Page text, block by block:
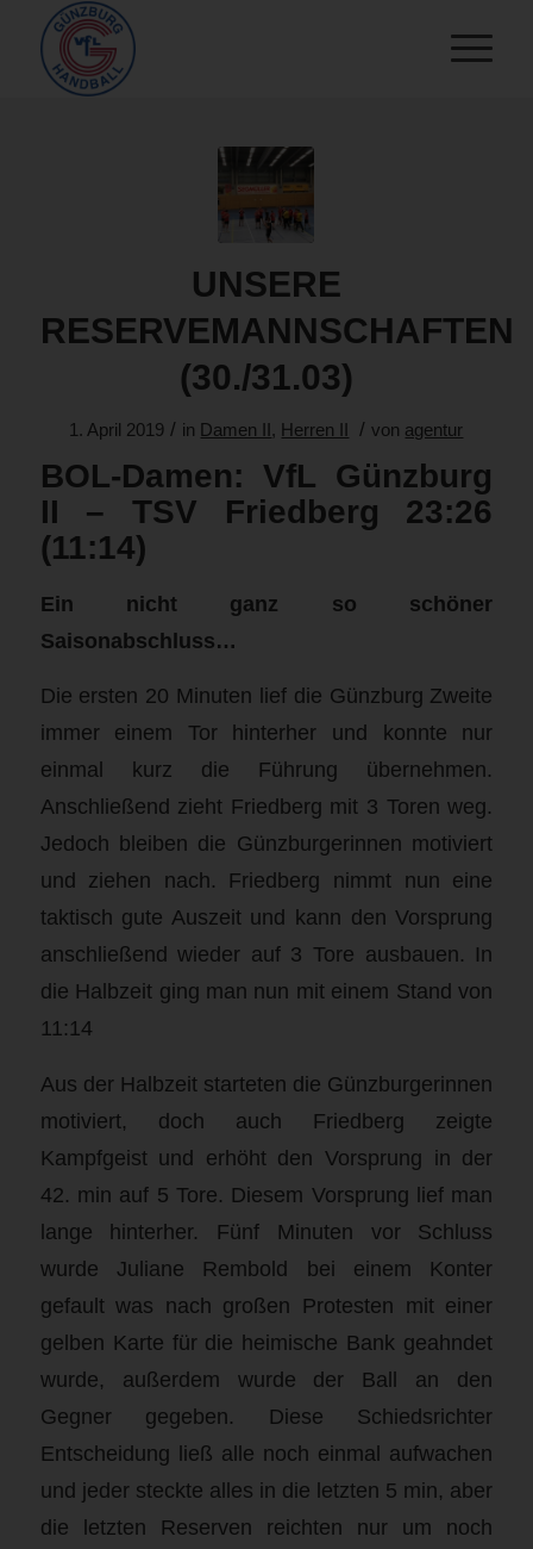
UNSERE
RESERVEMANNSCHAFTEN
(30./31.03)
1. April 2019 / in Damen II , Herren II / von agentur
BOL-Damen: VfL Günzburg
II – TSV Friedberg 23:26
(11:14)
Ein nicht ganz so schöner
Saisonabschluss…
Die ersten 20 Minuten lief die Günzburg Zweite
immer einem Tor hinterher und konnte nur
einmal kurz die Führung übernehmen.
Anschließend zieht Friedberg mit 3 Toren weg.
Jedoch bleiben die Günzburgerinnen motiviert
und ziehen nach. Friedberg nimmt nun eine
taktisch gute Auszeit und kann den Vorsprung
anschließend wieder auf 3 Tore ausbauen. In
die Halbzeit ging man nun mit einem Stand von
11:14
Aus der Halbzeit starteten die Günzburgerinnen
motiviert, doch auch Friedberg zeigte
Kampfgeist und erhöht den Vorsprung in der
42. min auf 5 Tore. Diesem Vorsprung lief man
lange hinterher. Fünf Minuten vor Schluss
wurde Juliane Rembold bei einem Konter
gefault was nach großen Protesten mit einer
gelben Karte für die heimische Bank geahndet
wurde, außerdem wurde der Ball an den
Gegner gegeben. Diese Schiedsrichter
Entscheidung ließ alle noch einmal aufwachen
und jeder steckte alles in die letzten 5 min, aber
die letzten Reserven reichten nur um noch